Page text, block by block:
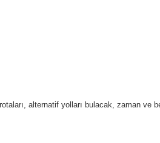
alternatif yolları bulacak, zaman ve